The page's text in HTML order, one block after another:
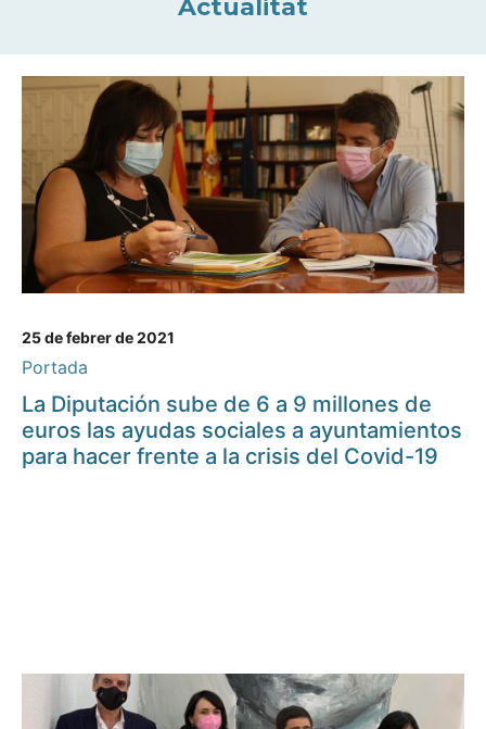
Actualitat
25 de febrer de 2021
Portada
La Diputación sube de 6 a 9 millones de
euros las ayudas sociales a ayuntamientos
para hacer frente a la crisis del Covid-19